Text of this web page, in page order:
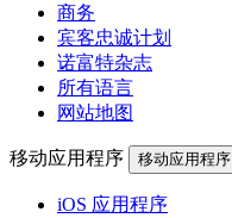
商务
宾客忠诚计划
诺富特杂志
所有语言
网站地图
移动应用程序 移动应用程序
iOS 应用程序